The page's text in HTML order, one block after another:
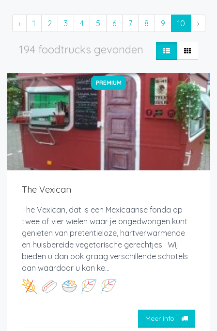
‹ 1 2 3 4 5 6 7 8 9 10 ›
194 foodtrucks gevonden
PREMIUM
The Vexican
The Vexican, dat is een Mexicaanse fonda op
twee of vier wielen waar je ongedwongen kunt
genieten van pretentieloze, hartverwarmende
en huisbereide vegetarische gerechtjes. Wij
bieden u dan ook graag verschillende schotels
aan waardoor u kan ke...
Meer info